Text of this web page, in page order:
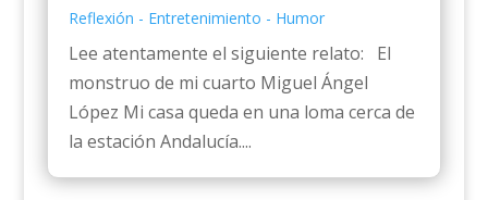
Reflexión - Entretenimiento - Humor
Lee atentamente el siguiente relato: El
monstruo de mi cuarto Miguel Ángel
López Mi casa queda en una loma cerca de
la estación Andalucía....